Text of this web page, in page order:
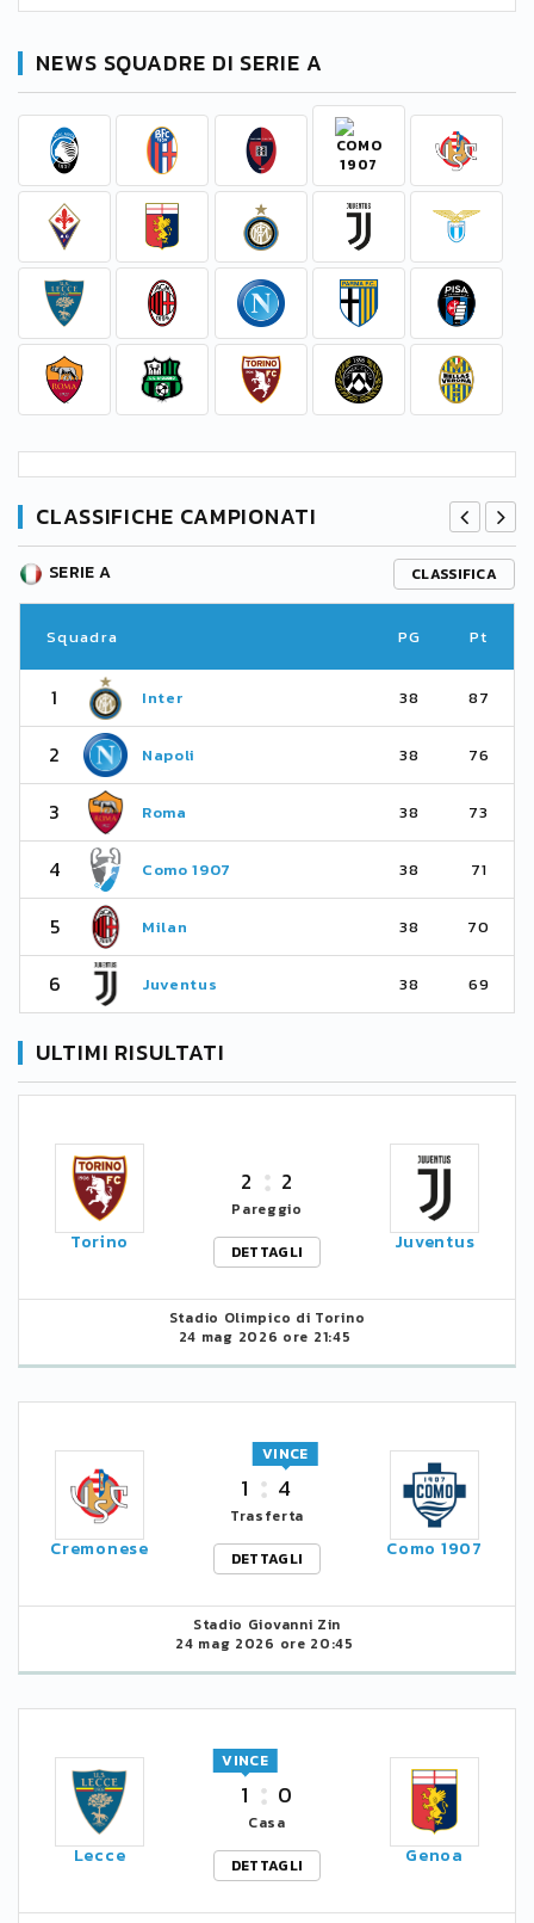
NEWS SQUADRE DI SERIE A
CLASSIFICHE CAMPIONATI
SERIE A CLASSIFICA
Squadra PG Pt
1 Inter 38 87
2 Napoli 38 76
3 Roma 38 73
4 Como 1907 38 71
5 Milan 38 70
6 Juventus 38 69
ULTIMI RISULTATI
Torino
2 2
Pareggio
DETTAGLI
Juventus
Stadio Olimpico di Torino
24 mag 2026 ore 21:45
Cremonese
1 4
VINCE
Trasferta
DETTAGLI
Como 1907
Stadio Giovanni Zin
24 mag 2026 ore 20:45
Lecce
1
VINCE
0
Casa
DETTAGLI
Genoa